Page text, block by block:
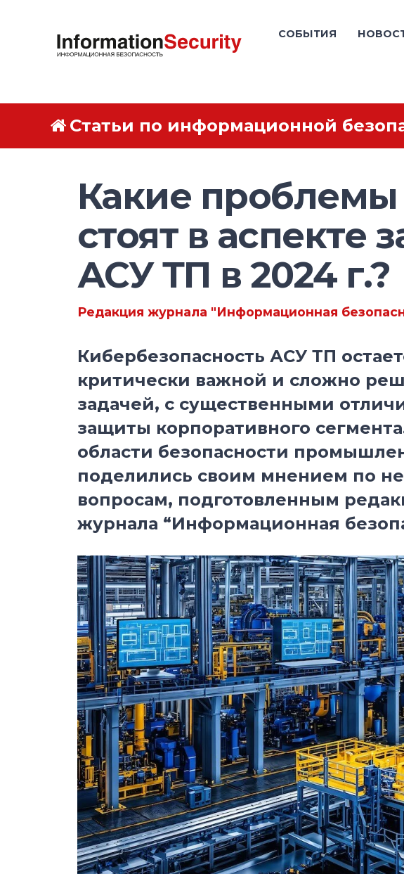
СОБЫТИЯ
Статьи по информационной
Какие проблемы
стоят в аспекте
АСУ ТП в 2024 г.?
Редакция журнала "Информационная
Кибербезопасность АСУ ТП
критически важной и сложно
задачей, с существенными
защиты корпоративного
области безопасности
поделились своим мнением по
вопросам, подготовленным
журнала “Информационная